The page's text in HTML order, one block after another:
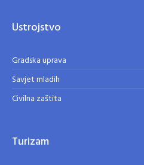
Ustrojstvo
Gradska uprava
Savjet mladih
Civilna zaštita
Turizam